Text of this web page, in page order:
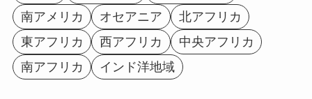
南アメリカ
オセアニア
北アフリカ
東アフリカ
西アフリカ
中央アフリカ
南アフリカ
インド洋地域